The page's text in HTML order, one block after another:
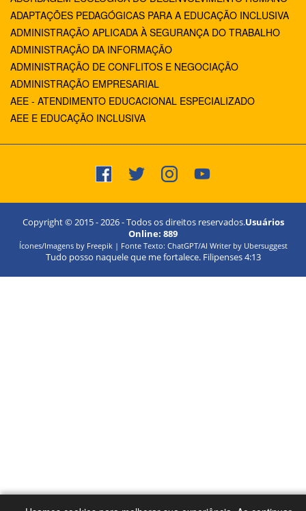
ADAPTAÇÕES PEDAGÓGICAS PARA A EDUCAÇÃO INCLUSIVA
ADMINISTRAÇÃO APLICADA À SEGURANÇA DO TRABALHO
ADMINISTRAÇÃO DA INFORMAÇÃO
ADMINISTRAÇÃO DE CONFLITOS E NEGOCIAÇÃO
ADMINISTRAÇÃO EMPRESARIAL
AEE - ATENDIMENTO EDUCACIONAL ESPECIALIZADO
AEE E EDUCAÇÃO INCLUSIVA
Copyright © 2015 -2026- Todos os direitos reservados.Usuários
Online: 889
Ícones/Imagens by Freepik | Fonte Texto: ChatGPT/AI Writer by Ubersuggest
Tudo posso naquele que me fortalece. Filipenses 4:13